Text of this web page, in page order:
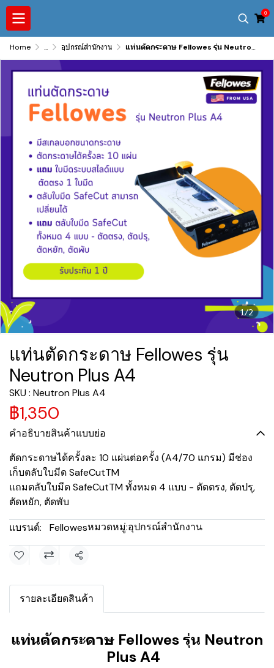
0
Home ... อุปกรณ์สำนักงาน แท่นตัดกระดาษ Fellowes รุ่น Neutron Plus A4
1/2
แท่นตัดกระดาษ Fellowes รุ่น
Neutron Plus A4
SKU : Neutron Plus A4
฿1,350
คำอธิบายสินค้าแบบย่อ
ตัดกระดาษได้ครั้งละ 10 แผ่นต่อครั้ง (A4/70 แกรม) มีช่อง
เก็บตลับใบมีด SafeCutTM
แถมตลับใบมีด SafeCutTM ทั้งหมด 4 แบบ - ตัดตรง, ตัดปรุ,
ตัดหยัก, ตัดพับ
แบรนด์:
Fellowesหมวดหมู่:อุปกรณ์สำนักงาน
แชร์
รายละเอียดสินค้า
แท่นตัดกระดาษ Fellowes รุ่น Neutron
Plus A4